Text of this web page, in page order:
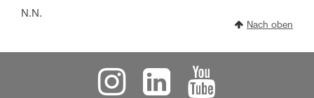
N.N.
Nach oben